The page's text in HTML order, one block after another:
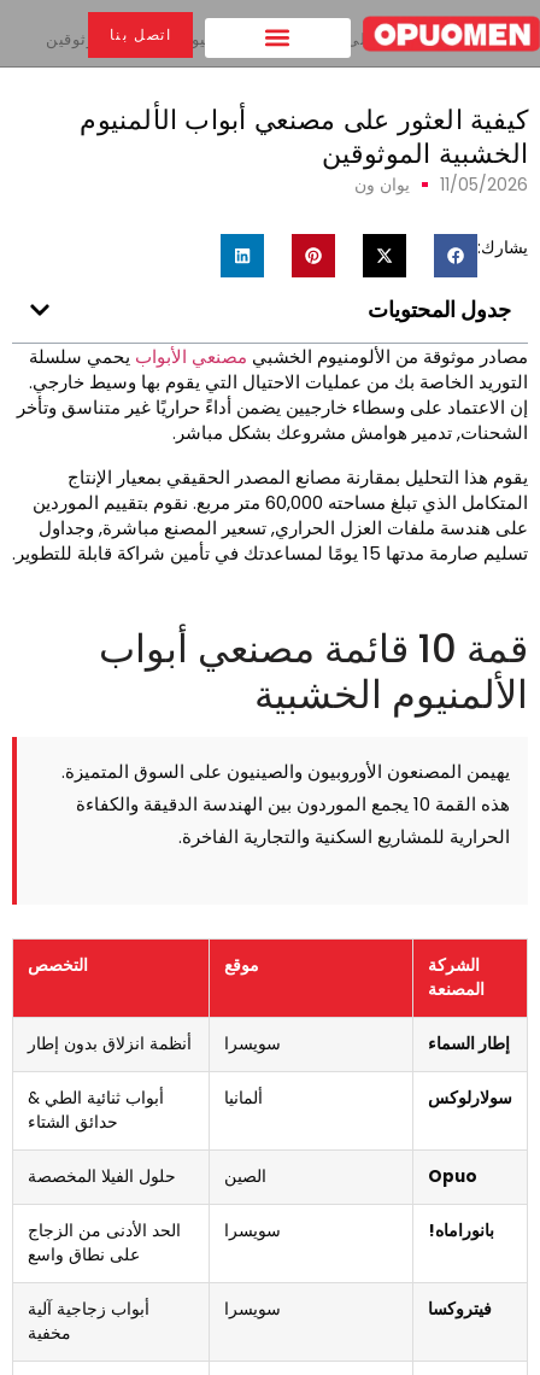
اتصل بنا بيت > كيفية العثور على مصنعي أبواب الألمنيوم الخشبية الموثوقين
العثور على مصنعي أبواب الألمنيوم
الموثوقين
11/05/ يوان ون
جدول المحتويات
موثوقة من الألومنيوم الخشبيمصنعي الأبوابيحمي سلسلة
الخاصة بك من عمليات الاحتيال التي يقوم بها وسيط خارجي.
الاعتماد على وسطاء خارجيين يضمن أداءً حراريًا غير متناسق وتأخر
تدمير هوامش مشروعك بشكل مباشر.
هذا التحليل بمقارنة مصانع المصدر الحقيقي بمعيار الإنتاج
المتكامل الذي تبلغ مساحته 60,000 متر مربع. نقوم بتقييم الموردين
هندسة ملفات العزل الحراري, تسعير المصنع مباشرة, وجداول
صارمة مدتها 15 يومًا لمساعدتك في تأمين شراكة قابلة للتطوير.
قمة 10 قائمة مصنعي أبواب
الخشبية
يهيمن المصنعون الأوروبيون والصينيون على السوق المتميزة.
هذه القمة 10 يجمع الموردون بين الهندسة الدقيقة والكفاءة
الحرارية للمشاريع السكنية والتجارية الفاخرة.
الشركة
المصنعة
موقع التخصص
إطار السماء سويسرا أنظمة انزلاق بدون إطار
سولارلوكس ألمانيا
أبواب ثنائية الطي &
حدائق الشتاء
Opuo الصين حلول الفيلا المخصصة
بانوراماه! سويسرا
الحد الأدنى من الزجاج
على نطاق واسع
فيتروكسا سويسرا
أبواب زجاجية آلية
مخفية